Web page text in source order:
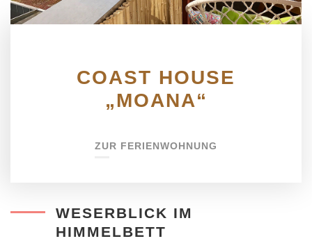
COAST HOUSE
„MOANA“
ZUR FERIENWOHNUNG
WESERBLICK IM
HIMMELBETT